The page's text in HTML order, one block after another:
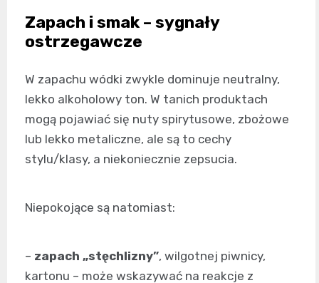
Zapach i smak – sygnały
ostrzegawcze
W zapachu wódki zwykle dominuje neutralny,
lekko alkoholowy ton. W tanich produktach
mogą pojawiać się nuty spirytusowe, zbożowe
lub lekko metaliczne, ale są to cechy
stylu/klasy, a niekoniecznie zepsucia.
Niepokojące są natomiast:
– zapach „stęchlizny”, wilgotnej piwnicy,
kartonu – może wskazywać na reakcje z